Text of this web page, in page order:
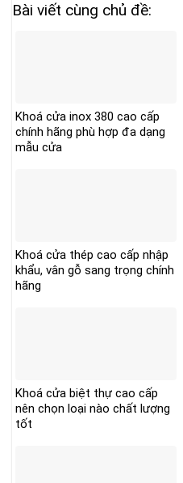
Bài viết cùng chủ đề:
Khoá cửa inox 380 cao cấp
chính hãng phù hợp đa dạng
mẫu cửa
Khoá cửa thép cao cấp nhập
khẩu, vân gỗ sang trọng chính
hãng
Khoá cửa biệt thự cao cấp
nên chọn loại nào chất lượng
tốt